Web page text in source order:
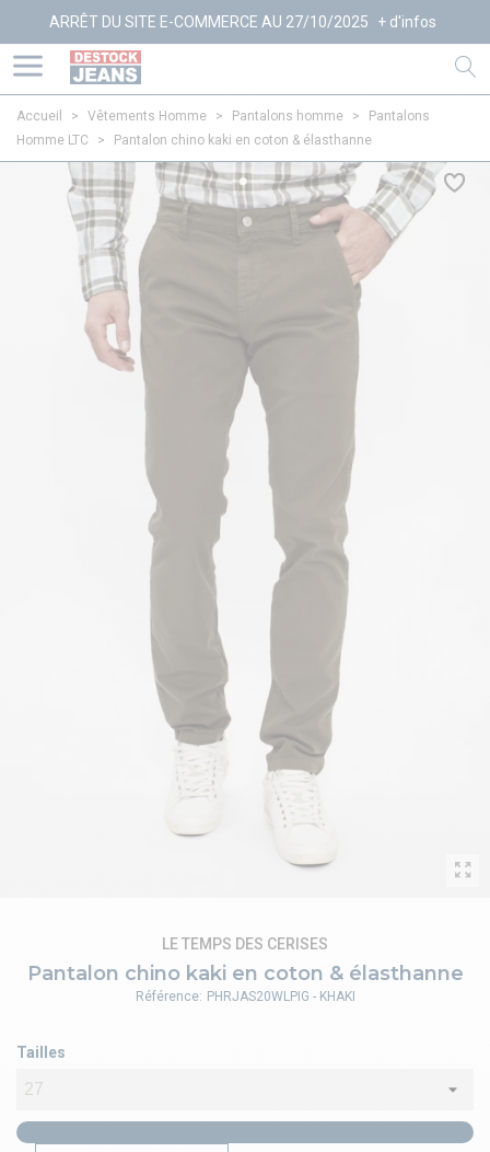
DU SITE E-COMMERCE AU 27/10/2025 + d'infos
Accueil > Vêtements Homme > Pantalons homme >
Pantalons
Homme LTC
> Pantalon chino kaki en coton & élasthanne
Pantalon chino kaki en coton & élasthanne
LE TEMPS DES CERISES
Tailles
Référence: PHRJAS20WLPIG - KHAKI